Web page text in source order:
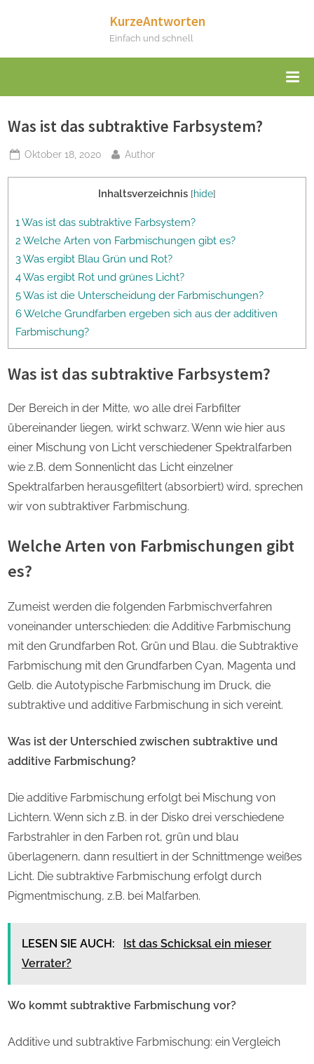
KurzeAntworten
Einfach und schnell
Was ist das subtraktive Farbsystem?
Posted
Oktober 18, 2020 By
Author
Inhaltsverzeichnis [hide]
1 Was ist das subtraktive Farbsystem?
2 Welche Arten von Farbmischungen gibt es?
3 Was ergibt Blau Grün und Rot?
4 Was ergibt Rot und grünes Licht?
5 Was ist die Unterscheidung der Farbmischungen?
6 Welche Grundfarben ergeben sich aus der additiven
Farbmischung?
Was ist das subtraktive Farbsystem?
Der Bereich in der Mitte, wo alle drei Farbfilter
übereinander liegen, wirkt schwarz. Wenn wie hier aus
einer Mischung von Licht verschiedener Spektralfarben
wie z.B. dem Sonnenlicht das Licht einzelner
Spektralfarben herausgefiltert (absorbiert) wird, sprechen
wir von subtraktiver Farbmischung.
Welche Arten von Farbmischungen gibt
es?
Zumeist werden die folgenden Farbmischverfahren
voneinander unterschieden: die Additive Farbmischung
mit den Grundfarben Rot, Grün und Blau. die Subtraktive
Farbmischung mit den Grundfarben Cyan, Magenta und
Gelb. die Autotypische Farbmischung im Druck, die
subtraktive und additive Farbmischung in sich vereint.
Was ist der Unterschied zwischen subtraktive und
additive Farbmischung?
Die additive Farbmischung erfolgt bei Mischung von
Lichtern. Wenn sich z.B. in der Disko drei verschiedene
Farbstrahler in den Farben rot, grün und blau
überlagenern, dann resultiert in der Schnittmenge weißes
Licht. Die subtraktive Farbmischung erfolgt durch
Pigmentmischung, z.B. bei Malfarben.
LESEN SIE AUCH:
Ist das Schicksal ein mieser
Verrater?
Wo kommt subtraktive Farbmischung vor?
Additive und subtraktive Farbmischung: ein Vergleich